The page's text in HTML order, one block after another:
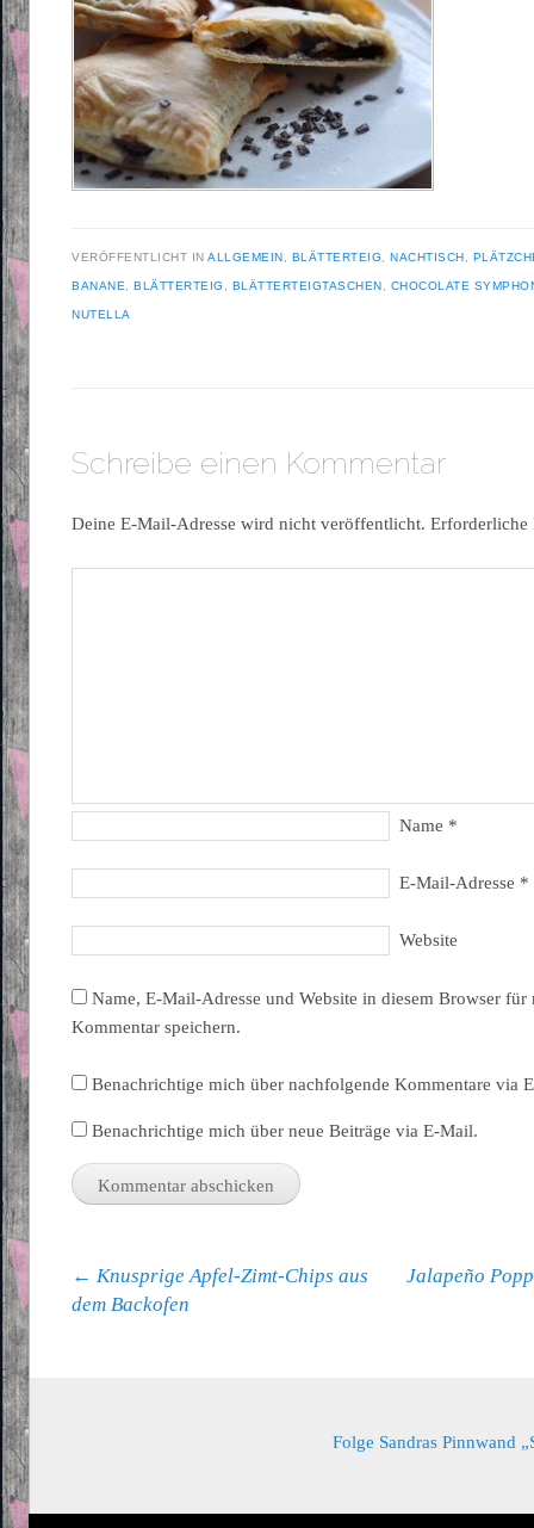
VERÖFFENTLICHT INALLGEMEIN , BLÄTTERTEIG, NACHTISCH ,
BANANE, BLÄTTERTEIG , BLÄTTERTEIGTASCHEN , CHOCOLATE
NUTELLA
Schreibe einen Kommentar
Deine E-Mail-Adresse wird nicht veröffentlicht.
Name *
E-Mail-Adresse *
Website
Name, E-Mail-Adresse und Website in diesem Browser für
Kommentar speichern.
Benachrichtige mich über nachfolgende Kommentare via
Benachrichtige mich über neue Beiträge via E-Mail.
Beitragsnavigation
← Knusprige Apfel-Zimt-Chips aus
dem Backofen
Jalapeño
Folge Sandras Pinnwand